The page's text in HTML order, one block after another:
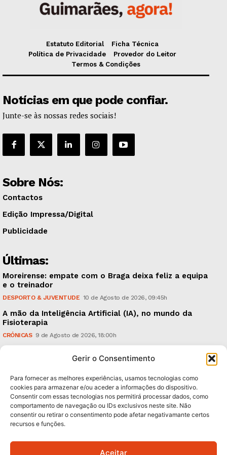
Gerir o Consentimento
Para fornecer as melhores experiências, usamos tecnologias como
cookies para armazenar e/ou aceder a informações do dispositivo.
Consentir com essas tecnologias nos permitirá processar dados, como
comportamento de navegação ou IDs exclusivos neste site. Não
consentir ou retirar o consentimento pode afetar negativamante certos
recursos e funções.
Aceitar
Estatuto Editorial
Ficha Técnica
Política de Privacidade
Provedor do Leitor
Termos & Condições
Notícias em que pode confiar.
Junte-se às nossas redes sociais!
Sobre Nós:
Contactos
Edição Impressa/Digital
Publicidade
Últimas:
Moreirense: empate com o Braga deixa feliz a equipa
e o treinador
DESPORTO & JUVENTUDE 10 de Agosto de 2026, 09:45h
A mão da Inteligência Artificial (IA), no mundo da
Fisioterapia
CRÓNICAS 9 de Agosto de 2026, 18:00h
18.926 espectadores
Subscreva Newsletter: